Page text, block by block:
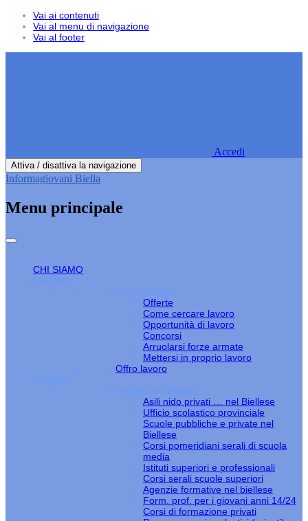
Vai ai contenuti
Vai al menu di navigazione
Vai al footer
Accedi
Attiva / disattiva la navigazione
Informagiovani Biella
Menu principale
CHI SIAMO
LAVORO
Cerco Lavoro
Offerte
Come cercare lavoro
Opportunità di lavoro
Concorsi
Arruolarsi forze armate
Mettersi in proprio lavoro
Offro lavoro
STUDIO
Scuole nel Biellese
Asili nido privati … nel Biellese
Ufficio scolastico provinciale
Scuole pubbliche e private nel
Biellese
Corsi pomeridiani serali di scuola
media
Istituti superiori e professionali
Corsi serali scuole superiori
Agenzie formative nel biellese
Form. prof. per i giovani anni 14/24
Corsi di formazione privati